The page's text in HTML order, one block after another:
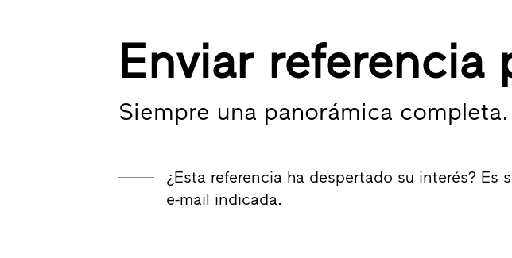
Enviar referencia
Siempre una panorámica completa.
¿Esta referencia ha despertado su interés?
e-mail indicada.